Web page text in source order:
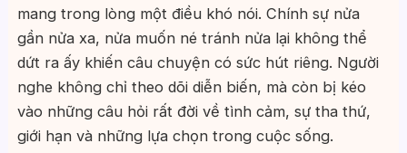
mang trong lòng một điều khó nói. Chính sự nửa
gần nửa xa, nửa muốn né tránh nửa lại không thể
dứt ra ấy khiến câu chuyện có sức hút riêng. Người
nghe không chỉ theo dõi diễn biến, mà còn bị kéo
vào những câu hỏi rất đời về tình cảm, sự tha thứ,
giới hạn và những lựa chọn trong cuộc sống.